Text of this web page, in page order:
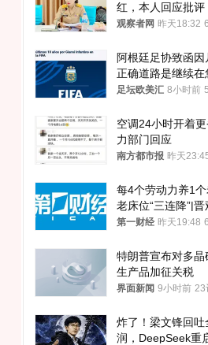
红，本人回应批评
就别看
观察者网 昨天18:32
阿根廷足协致函因
正确道路是继续在
足坛欧美汇 8小时前
空调24小时开着
力部门回应
南方都市报 昨天
每4个劳动力养1
老床位“三连降”|
第一财经 昨天19:48
特朗普宣布对多晶
生产品加征关税
界面新闻 9小时前 23
炸了！梁文锋回吐
润，DeepSeek重